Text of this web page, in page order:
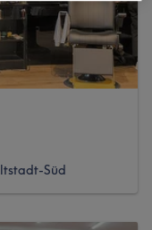
Süd